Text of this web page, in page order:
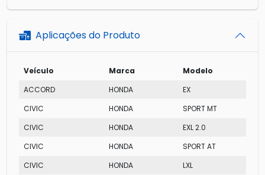
Aplicações do Produto
Veículo Marca
Modelo
ACCORD
HONDA
EX
CIVIC
HONDA
SPORT MT
CIVIC
HONDA
EXL 2.0
CIVIC
HONDA
SPORT AT
CIVIC
HONDA
LXL